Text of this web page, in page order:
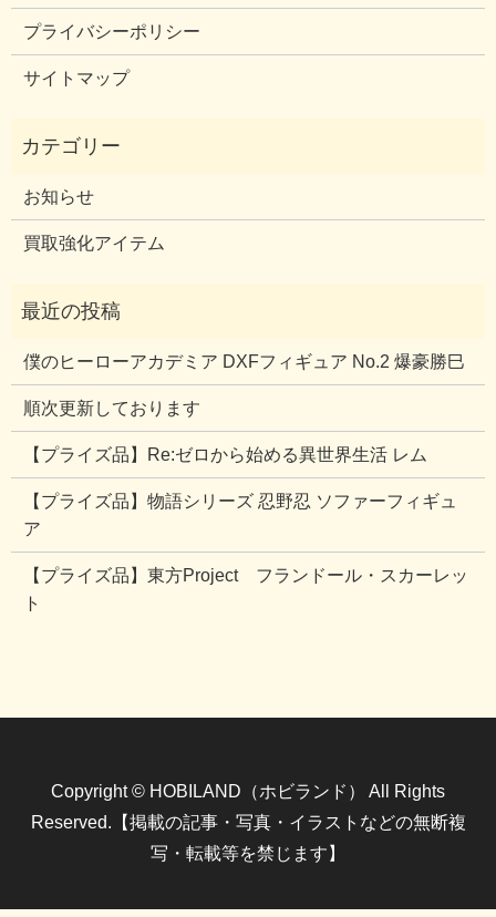
プライバシーポリシー
サイトマップ
お知らせ
買取強化アイテム
僕のヒーローアカデミア DXFフィギュア No.2 爆豪勝巳
順次更新しております
【プライズ品】Re:ゼロから始める異世界生活 レム
【プライズ品】物語シリーズ 忍野忍 ソファーフィギュ
ア
【プライズ品】東方Project フランドール・スカーレッ
ト
Copyright © HOBILAND（ホビランド） All Rights
Reserved.【掲載の記事・写真・イラストなどの無断複
写・転載等を禁じます】